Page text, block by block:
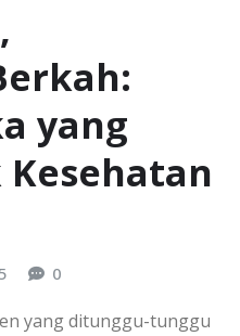
yang
0
yang ditunggu-tunggu